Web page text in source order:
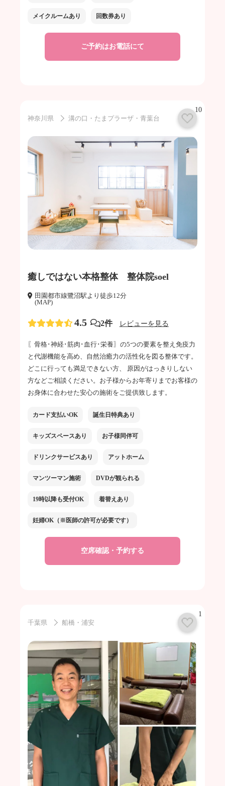
メイクルームあり 回数券あり
ご予約はお電話にて
10
神奈川県
溝の口・たまプラーザ・青葉台
癒しではない本格整体 整体院soel
田園都市線鷺沼駅より徒歩12分
(MAP)
4.5 2件 レビューを見る
〖骨格･神経･筋肉･血行･栄養〗の5つの要素を整え免疫力
と代謝機能を高め、自然治癒力の活性化を図る整体です。
どこに行っても満足できない方、 原因がはっきりしない
方などご相談ください。お子様からお年寄りまでお客様の
お身体に合わせた安心の施術をご提供致します。
カード支払いOK 誕生日特典あり
キッズスペースあり お子様同伴可
ドリンクサービスあり アットホーム
マンツーマン施術 DVDが観られる
19時以降も受付OK 着替えあり
妊婦OK（※医師の許可が必要です）
空席確認・予約する
1
千葉県
船橋・浦安